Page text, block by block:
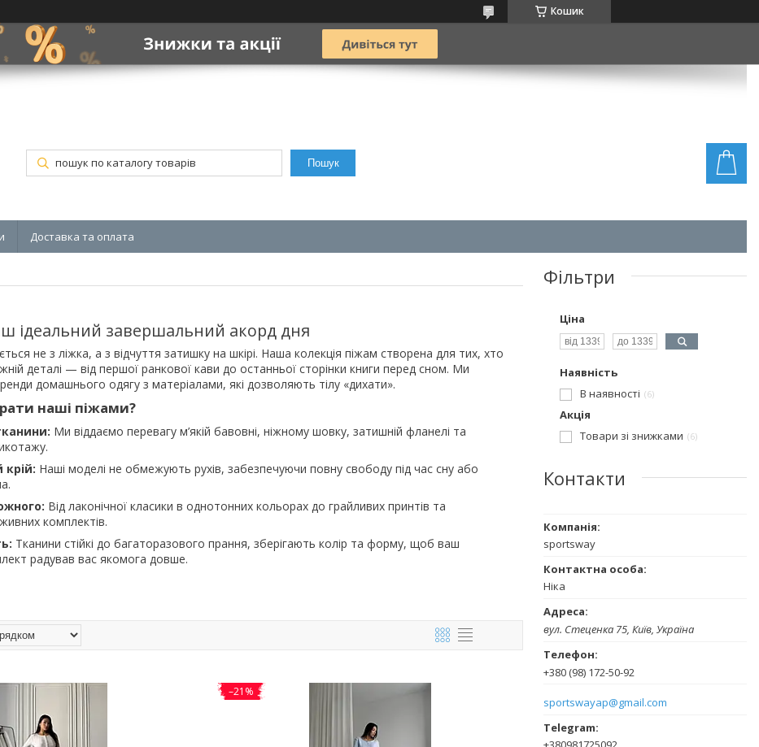
Кошик
Пошук
Доставка та оплата
ідеальний завершальний акорд дня
не з ліжка, а з відчуття затишку на шкірі. Наша колекція піжам створена для тих, хто
деталі — від першої ранкової кави до останньої сторінки книги перед сном. Ми
домашнього одягу з матеріалами, які дозволяють тілу «дихати».
наші піжами?
Ми віддаємо перевагу м’якій бавовні, ніжному шовку, затишній фланелі та
крій: Наші моделі не обмежують рухів, забезпечуючи повну свободу під час сну або
Від лаконічної класики в однотонних кольорах до грайливих принтів та
комплектів.
Тканини стійкі до багаторазового прання, зберігають колір та форму, щоб ваш
радував вас якомога довше.
–21%
Фільтри
Ціна
Наявність
В наявності
6
Акція
Товари зі знижками
6
Контакти
sportsway
Ніка
вул. Стеценка 75, Київ, Україна
+380 (98) 172-50-92
sportswayap@gmail.com